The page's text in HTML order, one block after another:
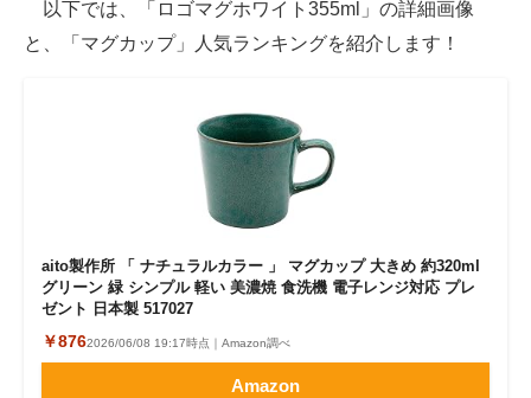
以下では、「ロゴマグホワイト355ml」の詳細画像
と、「マグカップ」人気ランキングを紹介します！
aito製作所 「 ナチュラルカラー 」 マグカップ 大きめ 約320ml
グリーン 緑 シンプル 軽い 美濃焼 食洗機 電子レンジ対応 プレ
ゼント 日本製 517027
￥8762026/06/08 19:17時点｜Amazon調べ
Amazon